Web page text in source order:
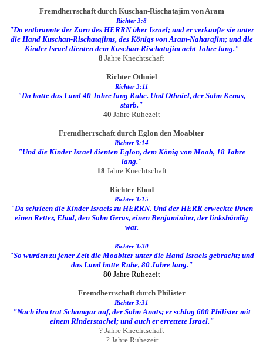
Fremdherrschaft durch Kuschan-Rischatajim von Aram
Richter 3:8
"Da entbrannte der Zorn des HERRN über Israel; und er verkaufte sie unter
die Hand Kuschan-Rischatajims, des Königs von Aram-Naharajim; und die
Kinder Israel dienten dem Kuschan-Rischatajim acht Jahre lang."
8 Jahre Knechtschaft
Richter Othniel
Richter 3:11
"Da hatte das Land 40 Jahre lang Ruhe. Und Othniel, der Sohn Kenas,
starb."
40 Jahre Ruhezeit
Fremdherrschaft durch Eglon den Moabiter
Richter 3:14
"Und die Kinder Israel dienten Eglon, dem König von Moab, 18 Jahre
lang."
18 Jahre Knechtschaft
Richter Ehud
Richter 3:15
"Da schrieen die Kinder Israels zu HERRN. Und der HERR erweckte ihnen
einen Retter, Ehud, den Sohn Geras, einen Benjaminiter, der linkshändig
war.
Richter 3:30
"So wurden zu jener Zeit die Moabiter unter die Hand Israels gebracht; und
das Land hatte Ruhe, 80 Jahre lang."
80 Jahre Ruhezeit
Fremdherrschaft durch Philister
Richter 3:31
"Nach ihm trat Schamgar auf, der Sohn Anats; er schlug 600 Philister mit
einem Rinderstachel; und auch er errettete Israel."
? Jahre Knechtschaft
? Jahre Ruhezeit